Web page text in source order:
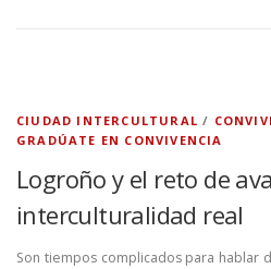
CIUDAD INTERCULTURAL /
GRADÚATE EN CONVIVENCIA
Logroño y el reto de
interculturalidad real
Son tiempos complicados para hablar